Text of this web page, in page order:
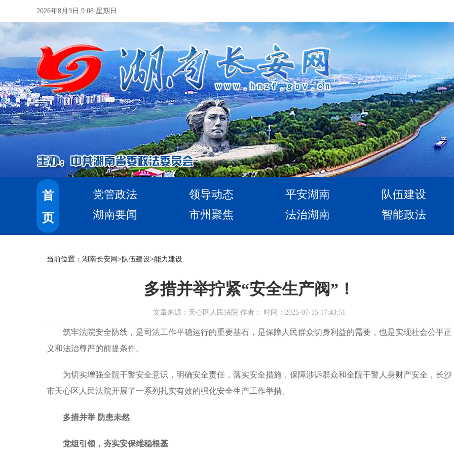
2026年8月9日 9:08 星期日
首
页
党管政法 领导动态 平安湖南
队伍建设
湖南要闻
市州聚焦 法治湖南 智能政法
当前位置： 湖南长安网 > 队伍建设>能力建设
多措并举拧紧“安全生产阀”！
文章来源：天心区人民法院 作者： 时间：2025-07-15 17:43:51
筑牢法院安全防线，是司法工作平稳运行的重要基石，是保障人民群众切身利益的需要，也是实现社会公平正
义和法治尊严的前提条件。
为切实增强全院干警安全意识，明确安全责任，落实安全措施，保障涉诉群众和全院干警人身财产安全，长沙
市天心区人民法院开展了一系列扎实有效的强化安全生产工作举措。
多措并举 防患未然
党组引领，夯实安保维稳根基